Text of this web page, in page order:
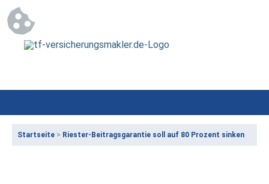
Startseite > Riester-Beitragsgarantie soll auf 80 Prozent sinken